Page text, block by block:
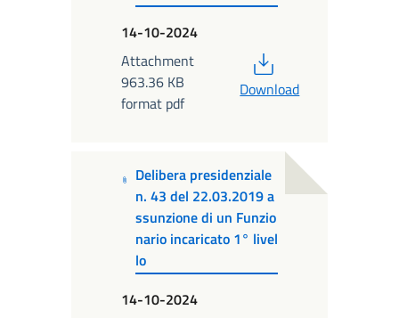
14-10-2024
Attachment
963.36 KB
format pdf
Download
Delibera presidenziale
n. 43 del 22.03.2019 a
ssunzione di un Funzio
nario incaricato 1° livel
lo
14-10-2024